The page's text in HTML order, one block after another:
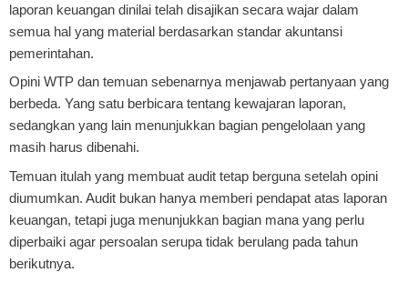
laporan keuangan dinilai telah disajikan secara wajar dalam
semua hal yang material berdasarkan standar akuntansi
pemerintahan.
Opini WTP dan temuan sebenarnya menjawab pertanyaan yang
berbeda. Yang satu berbicara tentang kewajaran laporan,
sedangkan yang lain menunjukkan bagian pengelolaan yang
masih harus dibenahi.
Temuan itulah yang membuat audit tetap berguna setelah opini
diumumkan. Audit bukan hanya memberi pendapat atas laporan
keuangan, tetapi juga menunjukkan bagian mana yang perlu
diperbaiki agar persoalan serupa tidak berulang pada tahun
berikutnya.